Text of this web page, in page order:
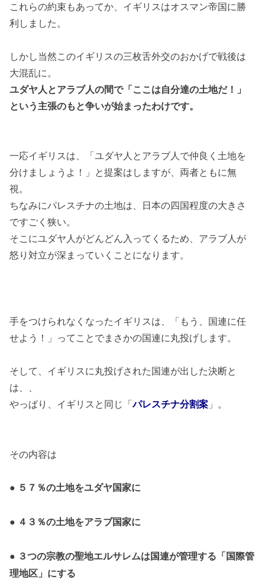
これらの約束もあってか、イギリスはオスマン帝国に勝
利しました。
しかし当然このイギリスの三枚舌外交のおかげで戦後は
大混乱に。
ユダヤ人とアラブ人の間で「ここは自分達の土地だ！」
という主張のもと争いが始まったわけです。
一応イギリスは、「ユダヤ人とアラブ人で仲良く土地を
分けましょうよ！」と提案はしますが、両者ともに無
視。
ちなみにパレスチナの土地は、日本の四国程度の大きさ
ですごく狭い。
そこにユダヤ人がどんどん入ってくるため、アラブ人が
怒り対立が深まっていくことになります。
手をつけられなくなったイギリスは、「もう、国連に任
せよう！」ってことでまさかの国連に丸投げします。
そして、イギリスに丸投げされた国連が出した決断と
は、、
やっぱり、イギリスと同じ「パレスチナ分割案 」。
その内容は
● ５７％の土地をユダヤ国家に
● ４３％の土地をアラブ国家に
● ３つの宗教の聖地エルサレムは国連が管理する「国際管
理地区」にする